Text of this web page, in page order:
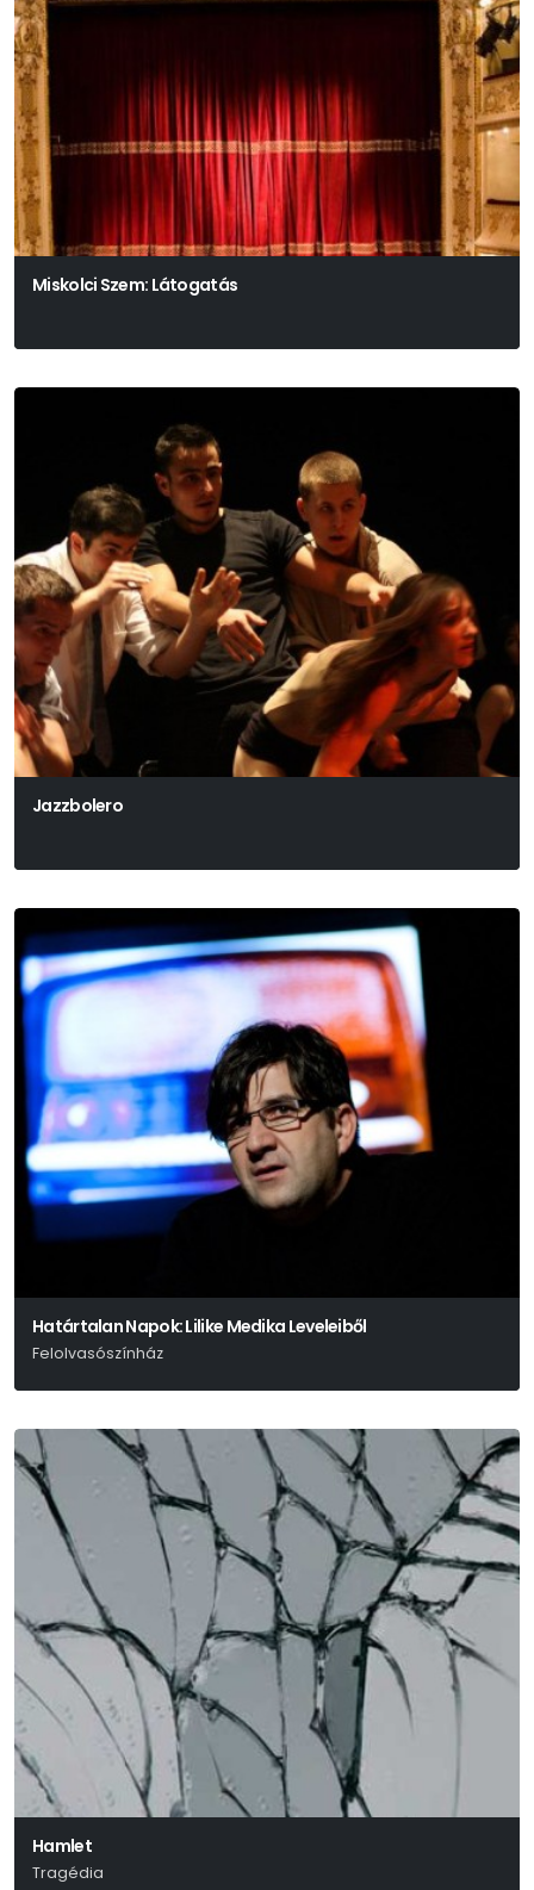
Miskolci Szem: Látogatás
Jazzbolero
Határtalan Napok: Lilike Medika Leveleiből
Felolvasószínház
Hamlet
Tragédia